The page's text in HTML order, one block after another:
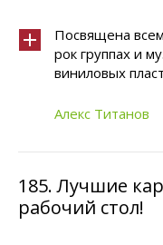
Посвящена
рок группах и
виниловых
Алекс Титанов
185.Лучшие
рабочий стол!